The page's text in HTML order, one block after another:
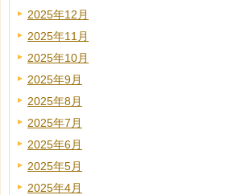
2025年12月
2025年11月
2025年10月
2025年9月
2025年8月
2025年7月
2025年6月
2025年5月
2025年4月